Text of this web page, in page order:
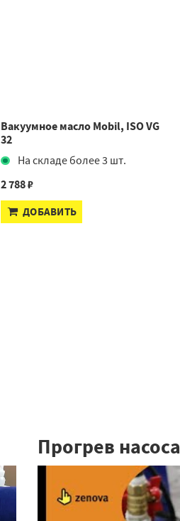
Вакуумное масло Mobil, ISO VG
32
На складе более 3 шт.
2 788 ₽
ДОБАВИТЬ
Прогрев насоса